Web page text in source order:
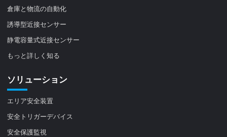
倉庫と物流の自動化
誘導型近接センサー
静電容量式近接センサー
もっと詳しく知る
ソリューション
エリア安全装置
安全トリガーデバイス
安全保護監視